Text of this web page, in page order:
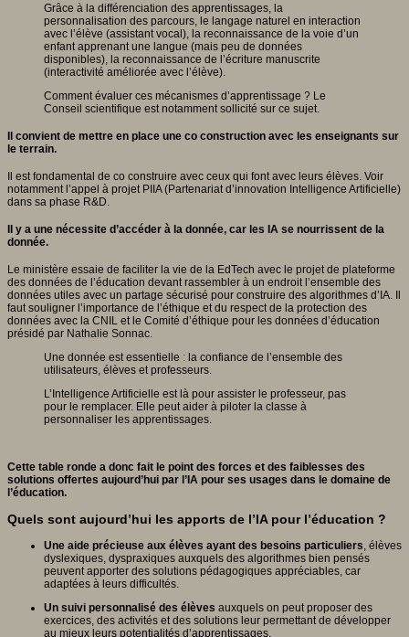
Grâce à la différenciation des apprentissages, la
personnalisation des parcours, le langage naturel en interaction
avec l’élève (assistant vocal), la reconnaissance de la voie d’un
enfant apprenant une langue (mais peu de données
disponibles), la reconnaissance de l’écriture manuscrite
(interactivité améliorée avec l’élève).
Comment évaluer ces mécanismes d’apprentissage ? Le
Conseil scientifique est notamment sollicité sur ce sujet.
Il convient de mettre en place une co construction avec les enseignants sur
le terrain.
Il est fondamental de co construire avec ceux qui font avec leurs élèves. Voir
notamment l’appel à projet PIIA (Partenariat d’innovation Intelligence Artificielle)
dans sa phase R&D.
Il y a une nécessite d’accéder à la donnée, car les IA se nourrissent de la
donnée.
Le ministère essaie de faciliter la vie de la EdTech avec le projet de plateforme
des données de l’éducation devant rassembler à un endroit l’ensemble des
données utiles avec un partage sécurisé pour construire des algorithmes d’IA. Il
faut souligner l’importance de l’éthique et du respect de la protection des
données avec la CNIL et le Comité d’éthique pour les données d’éducation
présidé par Nathalie Sonnac.
Une donnée est essentielle : la confiance de l’ensemble des
utilisateurs, élèves et professeurs.
L’Intelligence Artificielle est là pour assister le professeur, pas
pour le remplacer. Elle peut aider à piloter la classe à
personnaliser les apprentissages.
Cette table ronde a donc fait le point des forces et des faiblesses des
solutions offertes aujourd’hui par l’IA pour ses usages dans le domaine de
l’éducation.
Quels sont aujourd’hui les apports de l’IA pour l’éducation ?
Une aide précieuse aux élèves ayant des besoins particuliers , élèves
dyslexiques, dyspraxiques auxquels des algorithmes bien pensés
peuvent apporter des solutions pédagogiques appréciables, car
adaptées à leurs difficultés.
Un suivi personnalisé des élèves auxquels on peut proposer des
exercices, des activités et des solutions leur permettant de développer
au mieux leurs potentialités d’apprentissages.